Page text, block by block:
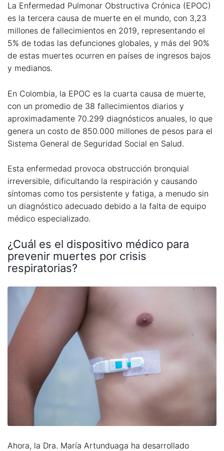
La Enfermedad Pulmonar Obstructiva Crónica (EPOC)
es la tercera causa de muerte en el mundo, con 3,23
millones de fallecimientos en 2019, representando el
5% de todas las defunciones globales, y más del 90%
de estas muertes ocurren en países de ingresos bajos
y medianos.
En Colombia, la EPOC es la cuarta causa de muerte,
con un promedio de 38 fallecimientos diarios y
aproximadamente 70.299 diagnósticos anuales, lo que
genera un costo de 850.000 millones de pesos para el
Sistema General de Seguridad Social en Salud.
Esta enfermedad provoca obstrucción bronquial
irreversible, dificultando la respiración y causando
síntomas como tos persistente y fatiga, a menudo sin
un diagnóstico adecuado debido a la falta de equipo
médico especializado.
¿Cuál es el dispositivo médico para
prevenir muertes por crisis
respiratorias?
Ahora, la Dra. María Artunduaga ha desarrollado